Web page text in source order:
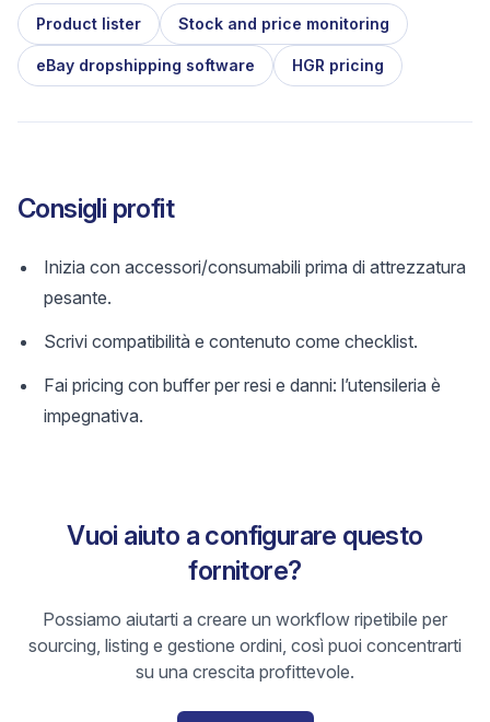
Product lister Stock and price monitoring
eBay dropshipping software HGR pricing
Consigli profit
Inizia con accessori/consumabili prima di attrezzatura
pesante.
Scrivi compatibilità e contenuto come checklist.
Fai pricing con buffer per resi e danni: l’utensileria è
impegnativa.
Vuoi aiuto a configurare questo
fornitore?
Possiamo aiutarti a creare un workflow ripetibile per
sourcing, listing e gestione ordini, così puoi concentrarti
su una crescita profittevole.